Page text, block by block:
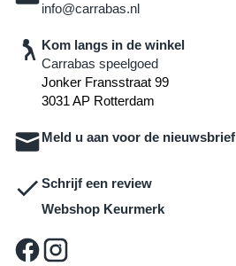
info@carrabas.nl
Kom langs in de winkel
Carrabas speelgoed
Jonker Fransstraat 99
3031 AP Rotterdam
Meld u aan voor de nieuwsbrief
Schrijf een review
Webshop Keurmerk